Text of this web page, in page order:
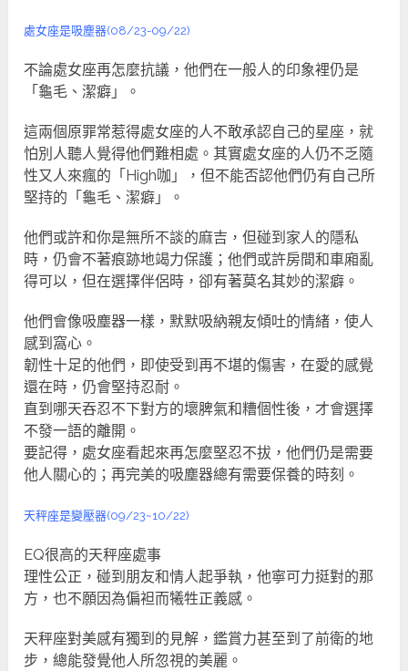
處女座是吸塵器(08/23-09/22)
不論處女座再怎麼抗議，他們在一般人的印象裡仍是
「龜毛、潔癖」。
這兩個原罪常惹得處女座的人不敢承認自己的星座，就
怕別人聽人覺得他們難相處。其實處女座的人仍不乏隨
性又人來瘋的「High咖」，但不能否認他們仍有自己所
堅持的「龜毛、潔癖」。
他們或許和你是無所不談的麻吉，但碰到家人的隱私
時，仍會不著痕跡地竭力保護；他們或許房間和車廂亂
得可以，但在選擇伴侶時，卻有著莫名其妙的潔癖。
他們會像吸塵器一樣，默默吸納親友傾吐的情緒，使人
感到窩心。
韌性十足的他們，即使受到再不堪的傷害，在愛的感覺
還在時，仍會堅持忍耐。
直到哪天吞忍不下對方的壞脾氣和糟個性後，才會選擇
不發一語的離開。
要記得，處女座看起來再怎麼堅忍不拔，他們仍是需要
他人關心的；再完美的吸塵器總有需要保養的時刻。
天秤座是變壓器(09/23~10/22)
EQ很高的天秤座處事
理性公正，碰到朋友和情人起爭執，他寧可力挺對的那
方，也不願因為偏袒而犧牲正義感。
天秤座對美感有獨到的見解，鑑賞力甚至到了前衛的地
步，總能發覺他人所忽視的美麗。